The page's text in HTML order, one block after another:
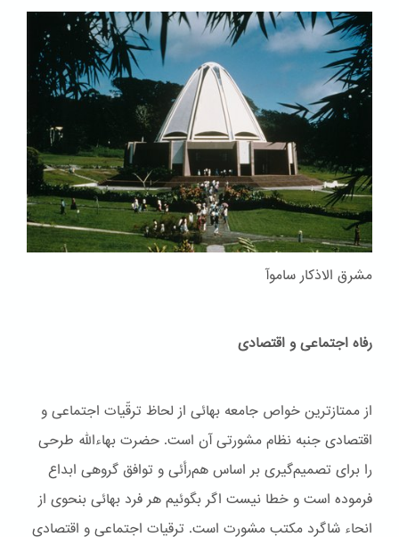
مشرق الاذکار ساموآ
رفاه اجتماعی و اقتصادی
از ممتازترین خواص جامعه بهائی از لحاظ ترقّیات اجتماعی و
اقتصادی جنبه نظام مشورتی آن است. حضرت بهاءاللّه طرحی
را برای تصمیم‌گیری بر اساس هم‌رأئی و توافق گروهی ابداع
فرموده است و خطا نیست اگر بگوئیم هر فرد بهائی بنحوی از
انحاء شاگرد مکتب مشورت است. ترقیات اجتماعی و اقتصادی